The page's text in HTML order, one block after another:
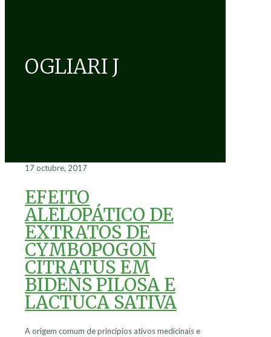
OGLIARI J
17 octubre, 2017
EFEITO
ALELOPÁTICO DE
EXTRATOS DE
CYMBOPOGON
CITRATUS EM
BIDENS PILOSA E
LACTUCA SATIVA
A origem comum de princípios ativos medicinais e